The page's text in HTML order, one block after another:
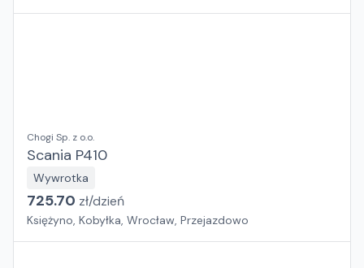
Chogi Sp. z o.o.
Scania P410
Wywrotka
725.70 zł/dzień
Księżyno, Kobyłka, Wrocław, Przejazdowo